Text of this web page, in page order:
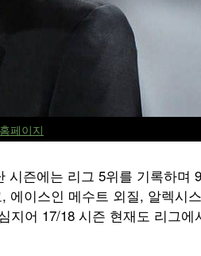
페이지
시즌에는 리그 5위를 기록하며
에이스인 메수트 외질, 알렉시
지어 17/18 시즌 현재도 리그에